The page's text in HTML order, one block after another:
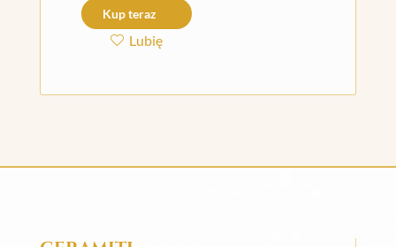
Kup teraz
Lubię